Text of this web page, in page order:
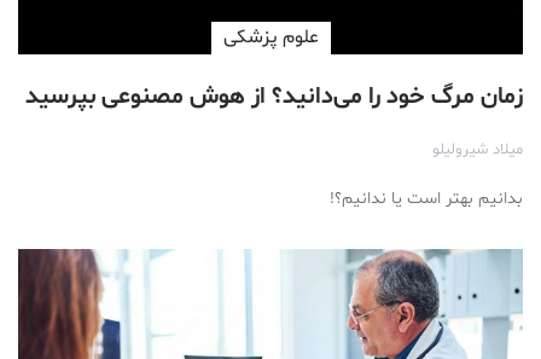
علوم پزشكی
زمان مرگ خود را می‌دانید؟ از هوش مصنوعی بپرسید
میلاد شیرولیلو
بدانیم بهتر است یا ندانیم؟!